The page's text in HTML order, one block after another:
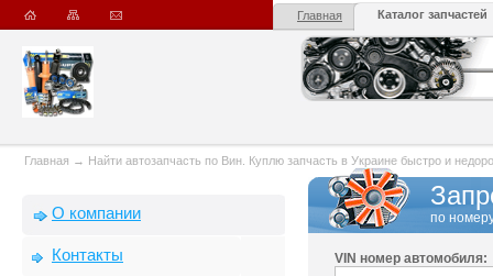
Главная Каталог запчастей
Главная → Найти автозапчасть по Вин. Куплю запчасть в Украине быстро и
О компании
Контакты
по
VIN номер автомобиля: